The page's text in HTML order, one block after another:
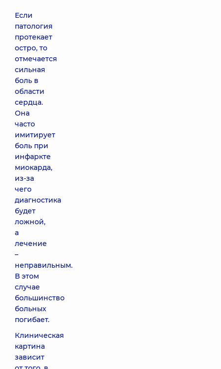
Если
патология
протекает
остро, то
отмечается
сильная
боль в
области
сердца.
Она
часто
имитирует
боль при
инфаркте
миокарда,
из-за
чего
диагностика
будет
ложной,
а
лечение
–
неправильным.
В этом
случае
большинство
больных
погибает.
Клиническая
картина
зависит